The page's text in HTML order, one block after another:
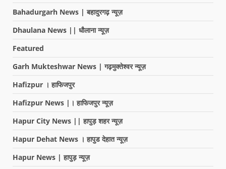
Bahadurgarh News | बहादुरगढ़ न्यूज़
Dhaulana News || धौलाना न्यूज़
Featured
Garh Mukteshwar News | गढ़मुक्तेश्वर न्यूज़
Hafizpur । हाफिजपुर
Hafizpur News |। हाफिजपुर न्यूज़
Hapur City News || हापुड़ शहर न्यूज़
Hapur Dehat News । हापुड देहात न्यूज़
Hapur News | हापुड़ न्यूज़